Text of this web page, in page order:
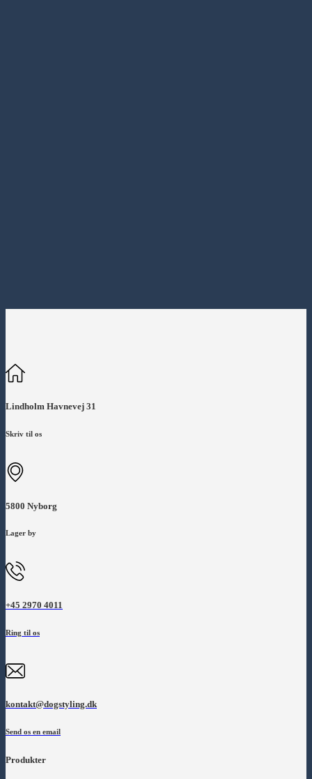
Lindholm Havnevej 31
Skriv til os
5800 Nyborg
Lager by
+45 2970 4011
Ring til os
kontakt@dogstyling.dk
Send os en email
Produkter